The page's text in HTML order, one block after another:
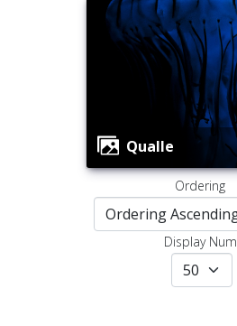
Qualle
Ordering
Display Num